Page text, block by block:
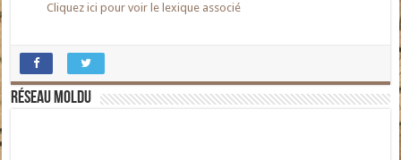
Cliquez ici pour voir le lexique associé
Réseau moldu